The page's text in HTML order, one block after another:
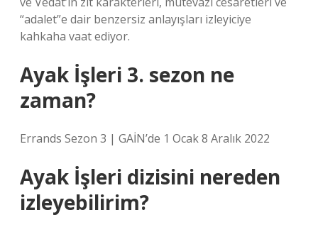
“adalet”e dair benzersiz anlayışları izleyiciye
kahkaha vaat ediyor.
Ayak İşleri 3. sezon ne
zaman?
Errands Sezon 3 | GAİN’de 1 Ocak 8 Aralık 2022
Ayak İşleri dizisini nereden
izleyebilirim?